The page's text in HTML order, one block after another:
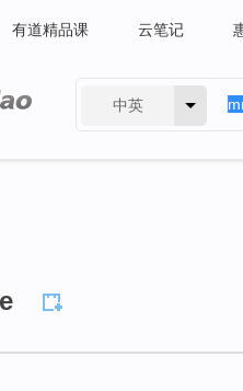
有道精品课 云笔记
中英